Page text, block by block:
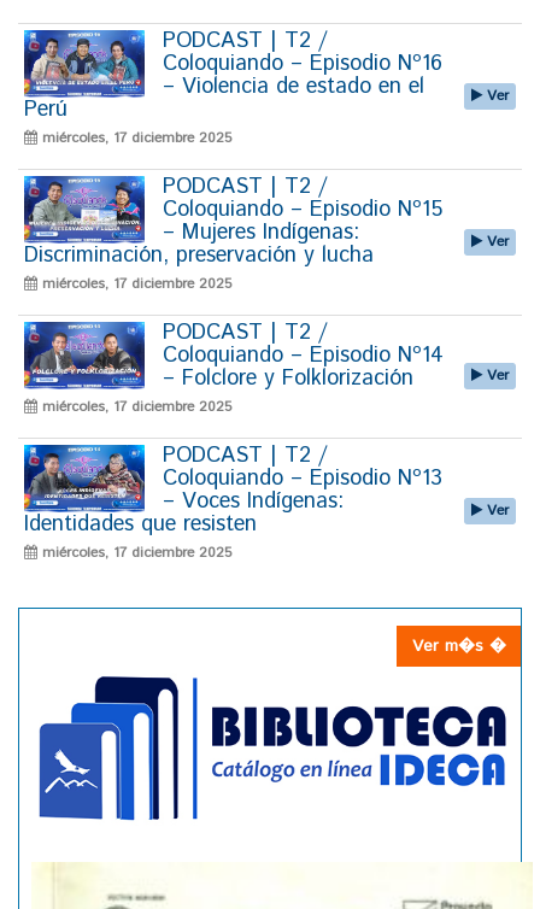
PODCAST | T2 /
Coloquiando – Episodio Nº16
– Violencia de estado en el
Perú
miércoles, 17 diciembre 2025
Ver
PODCAST | T2 /
Coloquiando – Episodio Nº15
– Mujeres Indígenas:
Discriminación, preservación y lucha
miércoles, 17 diciembre 2025
Ver
PODCAST | T2 /
Coloquiando – Episodio Nº14
– Folclore y Folklorización
miércoles, 17 diciembre 2025
Ver
PODCAST | T2 /
Coloquiando – Episodio Nº13
– Voces Indígenas:
Identidades que resisten
miércoles, 17 diciembre 2025
Ver
Ver m�s �